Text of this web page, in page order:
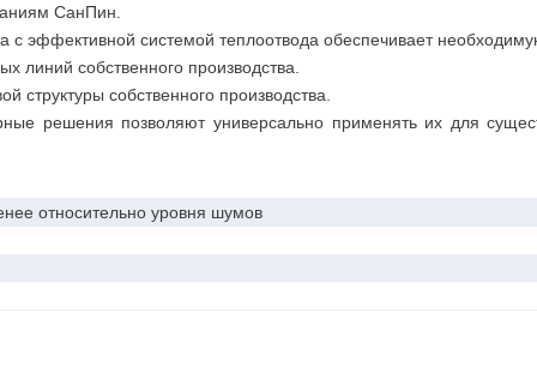
СанПин.
эффективной системой теплоотвода обеспечивает
линий собственного производства.
структуры собственного производства.
решения позволяют универсально применять их для
относительно уровня шумов